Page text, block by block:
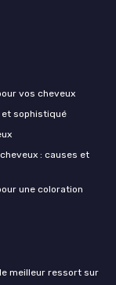
vos cheveux
sophistiqué
: causes et
une coloration
meilleur ressort sur